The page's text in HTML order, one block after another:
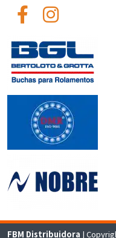
FBM Distribuidora |